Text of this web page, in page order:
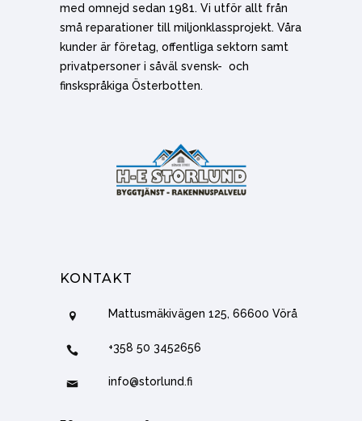
med omnejd sedan 1981. Vi utför allt från
små reparationer till miljonklassprojekt. Våra
kunder är företag, offentliga sektorn samt
privatpersoner i såväl svensk- och
finskspråkiga Österbotten.
KONTAKT
Mattusmäkivägen 125, 66600 Vörå
+358 50 3452656
info@storlund.fi